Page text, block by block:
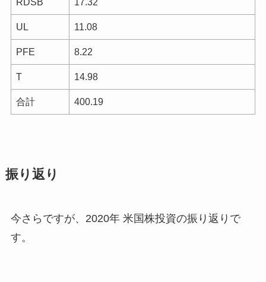
UL 11.08
PFE 8.22
T 14.98
合計 400.19
振り返り
今さらですが、2020年 米国株投資の振り返りで
す。